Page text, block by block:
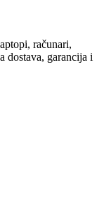
računari,
dostava, garancija i